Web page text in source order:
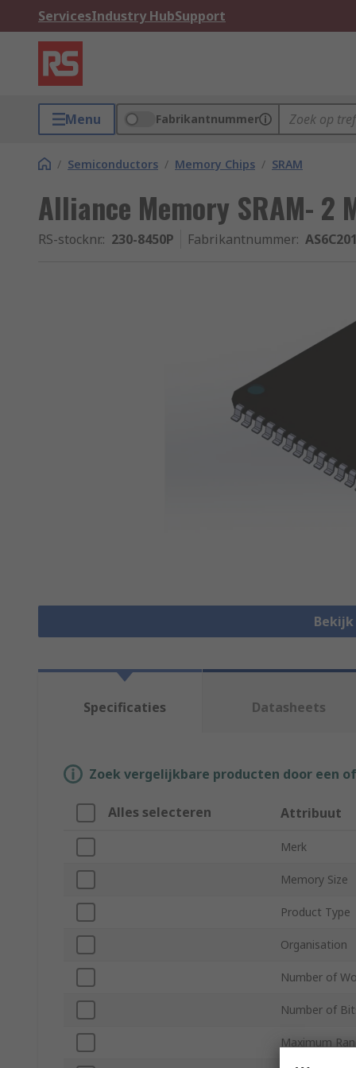
ServicesIndustry HubSupport
Menu Fabrikantnummer
/ Semiconductors / Memory Chips / SRAM
Alliance Memory SRAM- 2
RS-stocknr.: 230-8450P Fabrikantnummer:
Bekijk
Specificaties Datasheets
Zoek vergelijkbare producten door een
Alles selecteren Attribuut
Merk
Memory Size
Product Type
Organisation
Number of
Number of
Maximum